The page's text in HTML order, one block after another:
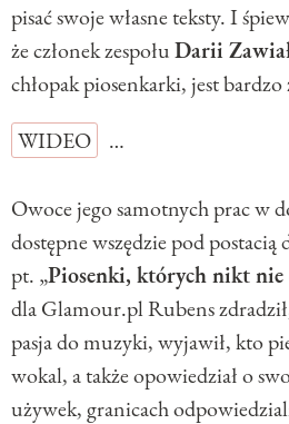
pisać swoje własne teksty. I
że członek zespołuDarii
chłopak piosenkarki, jest
WIDEO
…
Owoce jego samotnych prac w
dostępne wszędzie pod
pt. „Piosenki, których nikt nie
dla Glamour.pl Rubens
pasja do muzyki, wyjawił, kto
wokal, a także opowiedział o
używek, granicach